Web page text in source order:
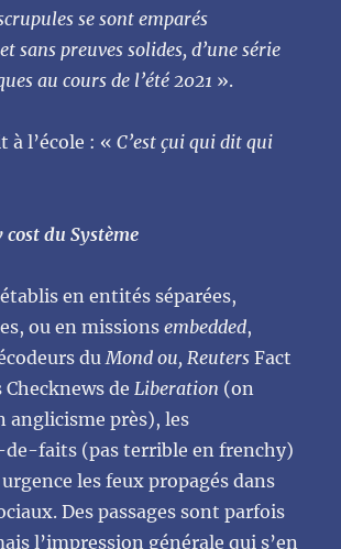
se sont emparés
sans preuves solides, d’une série
au cours de l’été 2021 ».
à l’école : «C’est çui qui dit qui
du Système
en entités séparées,
ou en missionsembedded,
duMond ou, ReutersFact
Checknews deLiberation (on
anglicisme près), les
faits (pas terrible en frenchy)
les feux propagés dans
Des passages sont parfois
l’impression générale qui s’en